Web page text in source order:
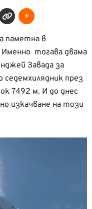
паметна в
Именно тогава двама
Завада за
през
7492 м. И до днес
изкачване на този